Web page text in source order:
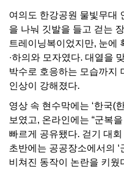
여의도 한강공원 물빛무대
을 나눠 깃발을 들고 걷는
트레이닝복이었지만, 눈에
·하의와 모자였다. 대열을
박수로 호응하는 모습까지
인상이 강해졌다.
영상 속 현수막에는 ‘한국(
보였고, 온라인에는 “군복
빠르게 공유됐다. 걷기 대
초반에는 공공장소에서의 ‘
비쳐진 동작이 논란을 키웠